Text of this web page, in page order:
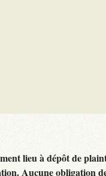
lieu à dépôt de
Aucune obligation